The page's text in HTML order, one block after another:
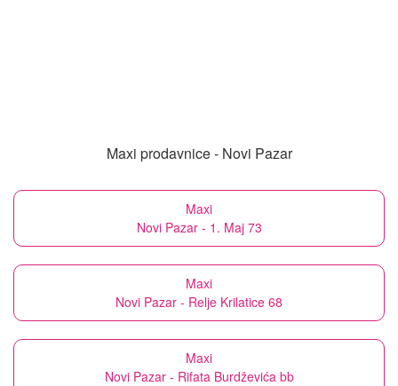
Maxi prodavnice - Novi Pazar
Maxi
Novi Pazar - 1. Maj 73
Maxi
Novi Pazar - Relje Krilatice 68
Maxi
Novi Pazar - Rifata Burdževića bb